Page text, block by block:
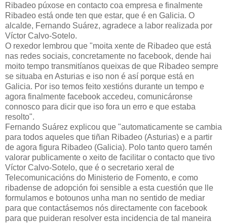
Ribadeo púxose en contacto coa empresa e finalmente
Ribadeo está onde ten que estar, que é en Galicia. O
alcalde, Fernando Suárez, agradece a labor realizada por
Víctor Calvo-Sotelo.
O rexedor lembrou que "moita xente de Ribadeo que está
nas redes sociais, concretamente no facebook, dende hai
moito tempo transmitíanos queixas de que Ribadeo sempre
se situaba en Asturias e iso non é así porque está en
Galicia. Por iso temos feito xestións durante un tempo e
agora finalmente facebook accedeu, comunicáronse
connosco para dicir que iso fora un erro e que estaba
resolto".
Fernando Suárez explicou que "automaticamente se cambia
para todos aqueles que tiñan Ribadeo (Asturias) e a partir
de agora figura Ribadeo (Galicia). Polo tanto quero tamén
valorar publicamente o xeito de facilitar o contacto que tivo
Víctor Calvo-Sotelo, que é o secretario xeral de
Telecomunicacións do Ministerio de Fomento, e como
ribadense de adopción foi sensible a esta cuestión que lle
formulamos e botounos unha man no sentido de mediar
para que contactásemos nós directamente con facebook
para que puideran resolver esta incidencia de tal maneira